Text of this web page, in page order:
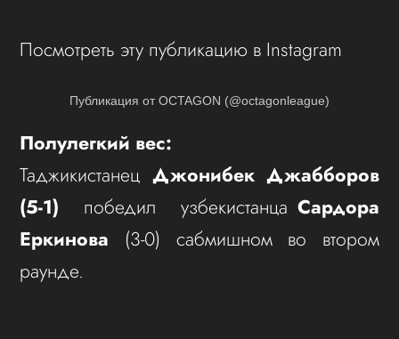
Посмотреть эту публикацию в Instagram
Публикация от OCTAGON (@octagonleague)
Полулегкий вес:
Таджикистанец Джонибек Джабборов
(5-1) победил узбекистанца Сардора
Еркинова (3-0) сабмишном во втором
раунде.